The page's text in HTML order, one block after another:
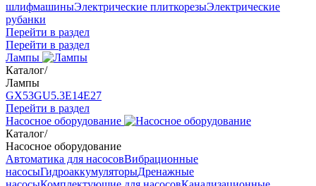
шлифмашиныЭлектрические плиткорезыЭлектрические
рубанки
Перейти в раздел
Перейти в раздел
Лампы
Каталог/
Лампы
GX53GU5.3Е14Е27
Перейти в раздел
Насосное оборудование
Каталог/
Насосное оборудование
Автоматика для насосовВибрационные
насосыГидроаккумуляторыДренажные